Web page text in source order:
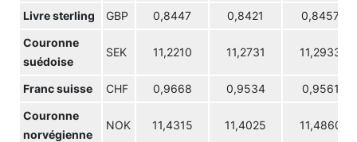
Livre sterling GBP 0,8447 0,8421 0,8457
Couronne
suédoise
SEK 11,2210 11,2731 11,2933
Franc suisse CHF 0,9668 0,9534 0,9561
Couronne
norvégienne
NOK 11,4315 11,4025 11,4860